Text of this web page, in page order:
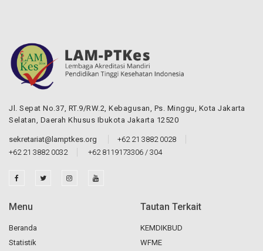
Jl. Sepat No.37, RT.9/RW.2, Kebagusan, Ps. Minggu, Kota Jakarta
Selatan, Daerah Khusus Ibukota Jakarta 12520
sekretariat@lamptkes.org
+62 21 3882 0028
+62 21 3882 0032
+62 8119173306 / 304
Menu
Beranda
Statistik
Tautan Terkait
KEMDIKBUD
WFME